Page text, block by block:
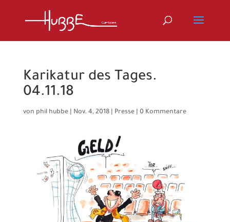
Karikatur des Tages.
04.11.18
von phil hubbe| Nov. 4, 2018| Presse| 0 Kommentare